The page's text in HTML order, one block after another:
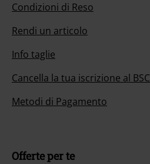
Condizioni di Reso
Rendi un articolo
Info taglie
Cancella la tua iscrizione al BSC
Metodi di Pagamento
Offerte per te